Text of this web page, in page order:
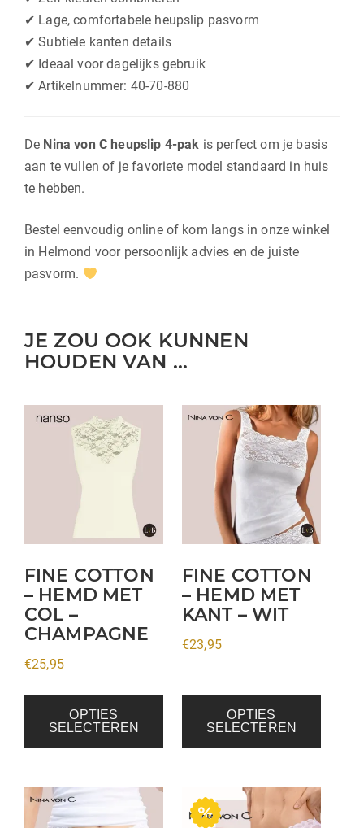
✔ Lage, comfortabele heupslip pasvorm
✔ Subtiele kanten details
✔ Ideaal voor dagelijks gebruik
✔ Artikelnummer: 40-70-880
De Nina von C heupslip 4-pak is perfect om je basis
aan te vullen of je favoriete model standaard in huis
te hebben.
Bestel eenvoudig online of kom langs in onze winkel
in Helmond voor persoonlijk advies en de juiste
pasvorm.
JE ZOU OOK KUNNEN
HOUDEN VAN …
FINE COTTON
– HEMD MET
COL –
CHAMPAGNE
€25,95
OPTIES
SELECTEREN
Dit
optie
kan
gekozen
worden
op
de
FINE COTTON
– HEMD MET
KANT – WIT
€23,95
OPTIES
SELECTEREN
Dit
product
meerdere
variaties.
optie
kan
gekozen
worden
Dit
product